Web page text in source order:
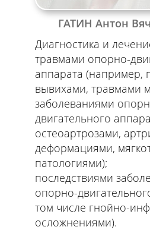
ГАТИН Антон
Диагностика и
травмами опорно-
аппарата (например,
вывихами, травмами
заболеваниями
двигательного
остеоартрозами,
деформациями,
патологиями);
последствиями
опорно-
том числе гнойно-
осложнениями).